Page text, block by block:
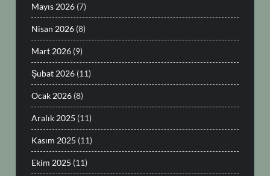
Mayıs 2026 (7)
Nisan 2026 (8)
Mart 2026 (9)
Şubat 2026 (11)
Ocak 2026 (8)
Aralık 2025 (11)
Kasım 2025 (11)
Ekim 2025 (11)